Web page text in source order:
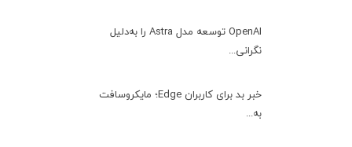
OpenAI توسعه مدل Astra را به‌دلیل
نگرانی...
خبر بد برای کاربران Edge؛ مایکروسافت
به‌...